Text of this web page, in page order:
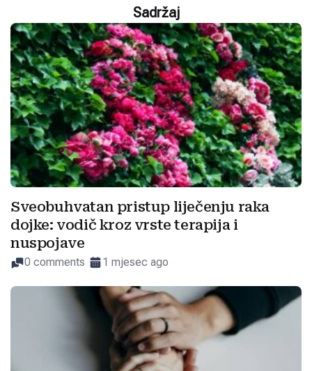
Sadržaj
Sveobuhvatan pristup liječenju raka
dojke: vodič kroz vrste terapija i
nuspojave
0 comments 1 mjesec ago